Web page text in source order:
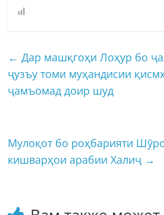
← Дар машқгоҳи Лоҳур бо
ҷузъу томи муҳандисии
ҷамъомад доир шуд
Мулоқот бо роҳбарияти
кишварҳои арабии Халиҷ →